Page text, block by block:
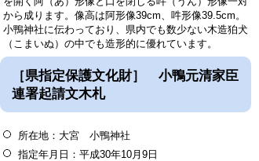
から成ります。像高は阿形像39cm、吽形像39.5cm。
小鴨神社に伝わっており、県内でも数少ない木造狛犬
（こまいぬ）の中でも造形的に優れています。
［県指定保護文化財］ 小鴨元清家臣
連署起請文木札
所在地：大宮 小鴨神社
指定年月日：平成30年10月9日